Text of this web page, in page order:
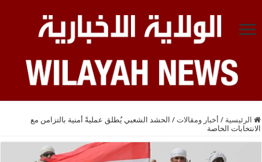
الرئيسية / أخبار ومقالات / الحشد الشعبي يُطلق عمليةً أمنية بالتزامن مع
الانتخابات الخاصة